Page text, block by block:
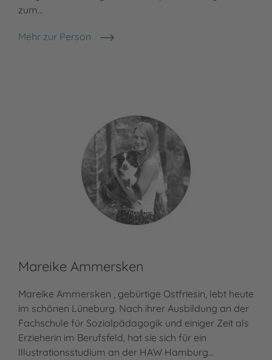
zum…
Mehr zur Person
Anke Engelke
Mareike Ammersken
Mareike Ammersken , gebürtige Ostfriesin, lebt heute
im schönen Lüneburg. Nach ihrer Ausbildung an der
Fachschule für Sozialpädagogik und einiger Zeit als
Erzieherin im Berufsfeld, hat sie sich für ein
Illustrationsstudium an der HAW Hamburg…